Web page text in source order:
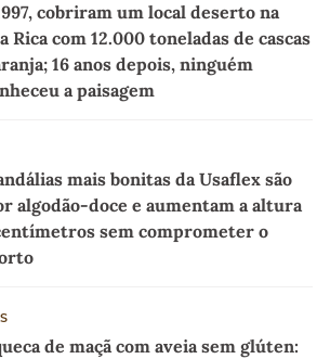
cobriram um local deserto na
Rica com 12.000 toneladas de cascas
16 anos depois, ninguém
a paisagem
mais bonitas da Usaflex são
algodão-doce e aumentam a altura
sem comprometer o
de maçã com aveia sem glúten: